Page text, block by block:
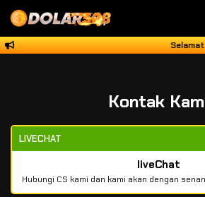
Selamat
Kontak
LIVECHAT
liveChat
Hubungi CS kami dan kami akan dengan